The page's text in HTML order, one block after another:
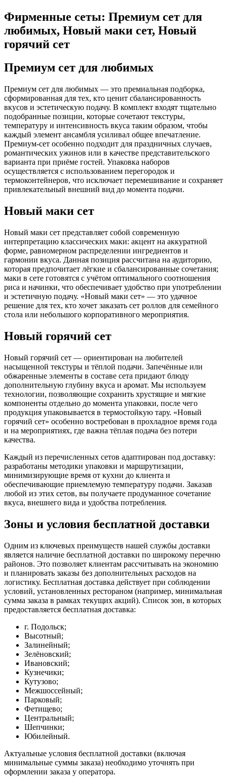
Фирменные сеты: Премиум сет для
любимых, Новый маки сет, Новый
горячий сет
Премиум сет для любимых
Премиум сет для любимых — это премиальная подборка,
сформированная для тех, кто ценит сбалансированность
вкусов и эстетическую подачу. В комплект входят тщательно
подобранные позиции, которые сочетают текстуры,
температуру и интенсивность вкуса таким образом, чтобы
каждый элемент ансамбля усиливал общее впечатление.
Премиум-сет особенно подходит для праздничных случаев,
романтических ужинов или в качестве представительского
варианта при приёме гостей. Упаковка наборов
осуществляется с использованием перегородок и
термоконтейнеров, что исключает перемешивание и сохраняет
привлекательный внешний вид до момента подачи.
Новый маки сет
Новый маки сет представляет собой современную
интерпретацию классических маки: акцент на аккуратной
форме, равномерном распределении ингредиентов и
гармонии вкуса. Данная позиция рассчитана на аудиторию,
которая предпочитает лёгкие и сбалансированные сочетания;
маки в сете готовятся с учётом оптимального соотношения
риса и начинки, что обеспечивает удобство при употреблении
и эстетичную подачу. «Новый маки сет» — это удачное
решение для тех, кто хочет заказать сет роллов для семейного
стола или небольшого корпоративного мероприятия.
Новый горячий сет
Новый горячий сет — ориентирован на любителей
насыщенной текстуры и тёплой подачи. Запечённые или
обжаренные элементы в составе сета придают блюду
дополнительную глубину вкуса и аромат. Мы используем
технологии, позволяющие сохранить хрустящие и мягкие
компоненты отдельно до момента упаковки, после чего
продукция упаковывается в термостойкую тару. «Новый
горячий сет» особенно востребован в прохладное время года
и на мероприятиях, где важна тёплая подача без потери
качества.
Каждый из перечисленных сетов адаптирован под доставку:
разработаны методики упаковки и маршрутизации,
минимизирующие время от кухни до клиента и
обеспечивающие приемлемую температуру подачи. Заказав
любой из этих сетов, вы получаете продуманное сочетание
вкуса, внешнего вида и удобства потребления.
Зоны и условия бесплатной доставки
Одним из ключевых преимуществ нашей службы доставки
является наличие бесплатной доставки по широкому перечню
районов. Это позволяет клиентам рассчитывать на экономию
и планировать заказы без дополнительных расходов на
логистику. Бесплатная доставка действует при соблюдении
условий, установленных рестораном (например, минимальная
сумма заказа в рамках текущих акций). Список зон, в которых
предоставляется бесплатная доставка:
г. Подольск;
Высотный;
Залинейный;
Зелёновский;
Ивановский;
Кузнечики;
Кутузово;
Межшоссейный;
Парковый;
Фетищево;
Центральный;
Шепчинки;
Юбилейный.
Актуальные условия бесплатной доставки (включая
минимальные суммы заказа) необходимо уточнять при
оформлении заказа у оператора.